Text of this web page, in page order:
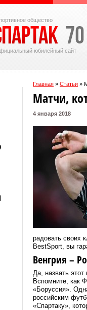
общество
юбилейный сайт
Главная » Статьи »
Матчи,
4 января 2018
радовать своих
BestSport, вы
Венгрия –
Да, назвать
Вспомните, как
«Боруссия».
российским
«Спартаку»,